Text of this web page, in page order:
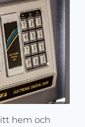
hem och